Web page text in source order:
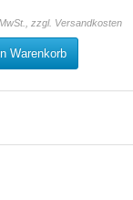
zzgl. Versandkosten
Warenkorb